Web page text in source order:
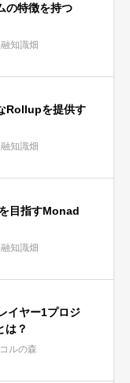
の特徴を持つ
知識畑
Rollupを提供す
知識畑
目指すMonad
知識畑
イヤー1プロジ
は？
ルの森